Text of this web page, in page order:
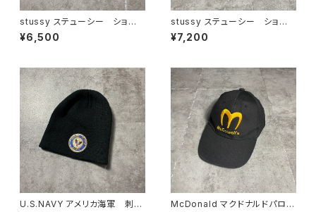
stussy ステューシー ショー
ンフォント 刺繍ロゴ アクリル
100% ブラック 黒 ニット
¥6,500
stussy ステューシー ショー
ンフォント 刺繍ロゴ レッド
ベルトバック ナイロンキャップ
¥7,200
U.S.NAVY アメリカ海軍 刺繍
McDonald マクドナルドパロデ